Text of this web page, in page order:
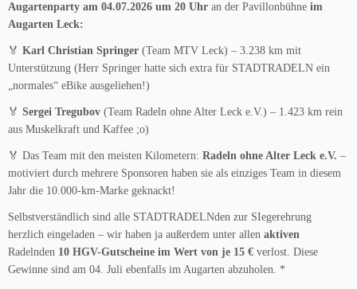
Augartenparty am 04.07.2026 um 20 Uhr an der Pavillonbühne im
Augarten Leck:
🏅 Karl Christian Springer (Team MTV Leck) – 3.238 km mit
Unterstützung (Herr Springer hatte sich extra für STADTRADELN ein
„normales“ eBike ausgeliehen!)
🏅 Sergei Tregubov (Team Radeln ohne Alter Leck e.V.) – 1.423 km rein
aus Muskelkraft und Kaffee ;o)
🏅 Das Team mit den meisten Kilometern: Radeln ohne Alter Leck e.V. –
motiviert durch mehrere Sponsoren haben sie als einziges Team in diesem
Jahr die 10.000-km-Marke geknackt!
Selbstverständlich sind alle STADTRADELNden zur SIegerehrung
herzlich eingeladen – wir haben ja außerdem unter allen aktiven
Radelnden 10 HGV-Gutscheine im Wert von je 15 € verlost. Diese
Gewinne sind am 04. Juli ebenfalls im Augarten abzuholen. *